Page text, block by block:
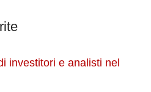
investitori e analisti nel